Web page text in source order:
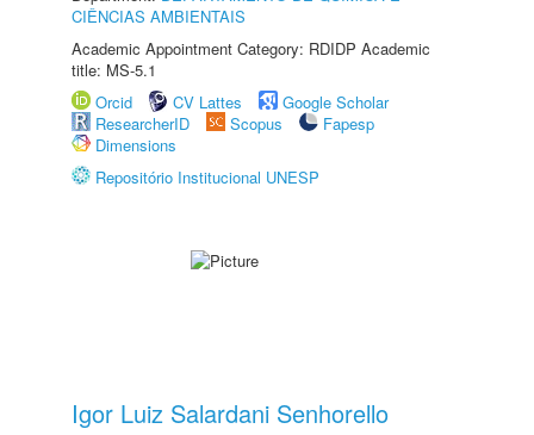
CIÊNCIAS AMBIENTAIS
Academic Appointment Category: RDIDP Academic
title: MS-5.1
Orcid
CV Lattes
Google Scholar
ResearcherID
Scopus
Fapesp
Dimensions
Repositório Institucional UNESP
Igor Luiz Salardani Senhorello